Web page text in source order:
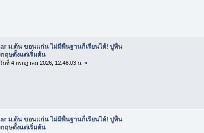
ม.ต้น ขอนแก่น ไม่มีพื้นฐานก็เรียนได้! ปูพื้น
ฤษตั้งแต่เริ่มต้น
วันที่ 4 กรกฎาคม 2026, 12:46:03 น. »
ม.ต้น ขอนแก่น ไม่มีพื้นฐานก็เรียนได้! ปูพื้น
ฤษตั้งแต่เริ่มต้น